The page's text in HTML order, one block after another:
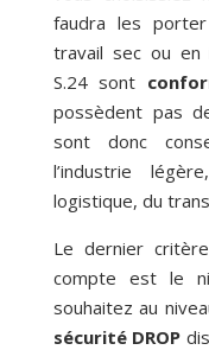
faudra les
travail sec ou en
S.24 sont
possèdent pas
sont donc
l’industrie
logistique, du
Le dernier
compte est le
souhaitez au
sécurité DROP